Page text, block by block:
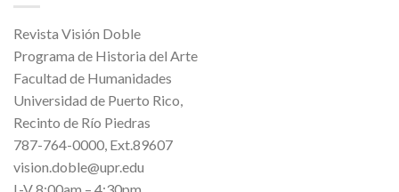
Revista Visión Doble
Programa de Historia del Arte
Facultad de Humanidades
Universidad de Puerto Rico,
Recinto de Río Piedras
787-764-0000, Ext.89607
vision.doble@upr.edu